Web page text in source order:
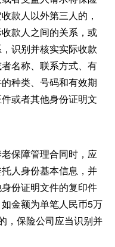
款人以外第三人的，
款人之间的关系，或
识别并核实实际收款
名称、联系方式、有
种类、号码和有效期
或者其他身份证明文
保障管理合同时，应
人身份基本信息，并
份证明文件的复印件
金额为单笔人民币5万
，保险公司应当识别并